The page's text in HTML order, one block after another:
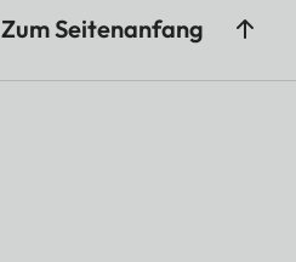
Zum Seitenanfang